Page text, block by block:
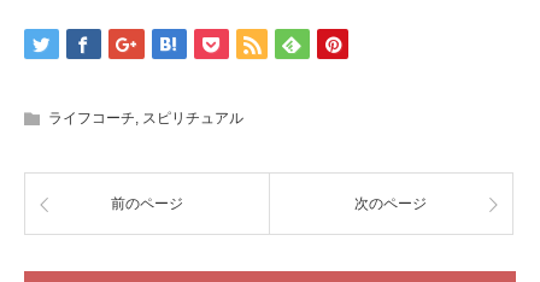
ライフコーチ, スピリチュアル
前のページ 次のページ